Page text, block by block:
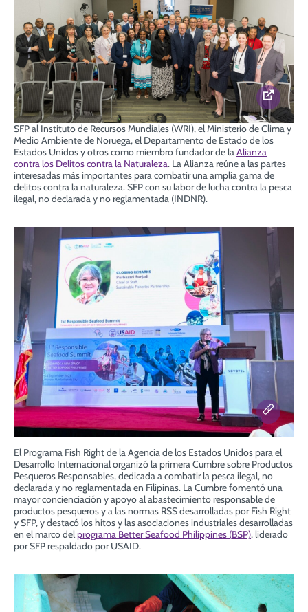
SFP al Instituto de Recursos Mundiales (WRI), el Ministerio de Clima y
Medio Ambiente de Noruega, el Departamento de Estado de los
Estados Unidos y otros como miembro fundador de la Alianza
contra los Delitos contra la Naturaleza. La Alianza reúne a las partes
interesadas más importantes para combatir una amplia gama de
delitos contra la naturaleza. SFP con su labor de lucha contra la pesca
ilegal, no declarada y no reglamentada (INDNR).
El Programa Fish Right de la Agencia de los Estados Unidos para el
Desarrollo Internacional organizó la primera Cumbre sobre Productos
Pesqueros Responsables, dedicada a combatir la pesca ilegal, no
declarada y no reglamentada en Filipinas. La Cumbre fomentó una
mayor concienciación y apoyo al abastecimiento responsable de
productos pesqueros y a las normas RSS desarrolladas por Fish Right
y SFP, y destacó los hitos y las asociaciones industriales desarrolladas
en el marco delprograma Better Seafood Philippines (BSP), liderado
por SFP respaldado por USAID.